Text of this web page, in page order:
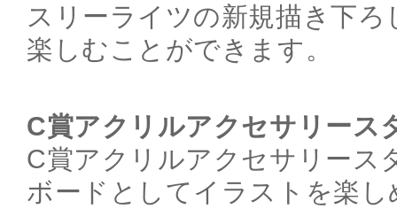
スリーライツの新規描き下
楽しむことができます。
C賞アクリルアクセサリース
C賞アクリルアクセサリース
ボードとしてイラストを楽